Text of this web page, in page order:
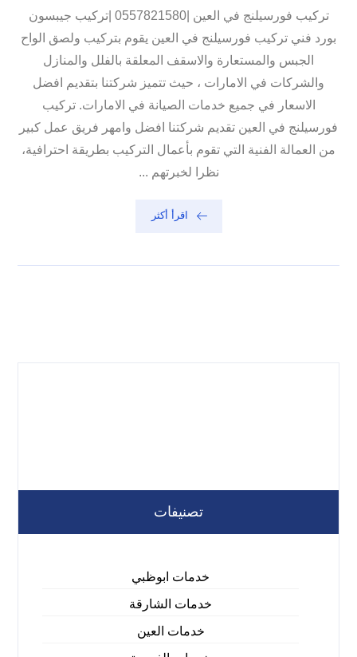
تركيب فورسيلنج في العين |0557821580 |تركيب جيبسون
بورد فني تركيب فورسيلنج في العين يقوم بتركيب ولصق الواح
الجبس والمستعارة والاسقف المعلقة بالفلل والمنازل
والشركات في الامارات ، حيث تتميز شركتنا بتقديم افضل
الاسعار في جميع خدمات الصيانة في الامارات. تركيب
فورسيلنج في العين تقديم شركتنا افضل وامهر فريق عمل كبير
من العمالة الفنية التي تقوم بأعمال التركيب بطريقة احترافية،
نظرا لخبرتهم ...
اقرأ أكثر
تصنيفات
خدمات ابوظبي
خدمات الشارقة
خدمات العين